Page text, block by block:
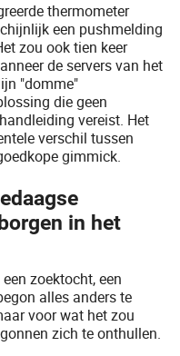
thermometer
een pushmelding
zou ook tien keer
de servers van het
"domme"
die geen
vereist. Het
verschil tussen
gimmick.
in het
zoektocht, een
alles anders te
voor wat het zou
zich te onthullen.